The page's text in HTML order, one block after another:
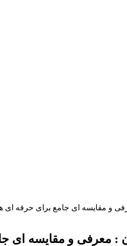
و مقایسه ای جامع برای حرفه ای
: معرفی و مقایسه ای